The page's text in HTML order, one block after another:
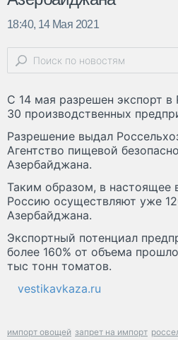
18:40, 14 Мая 2021
С 14 мая разрешен экспорт
30 производственных
Разрешение выдал
Агентство пищевой
Азербайджана.
Таким образом, в настоящее
Россию осуществляют уже
Азербайджана.
Экспортный потенциал
более 160% от объема
тыс тонн томатов.
vestikavkaza.ru
импорт овощей запрет на импорт